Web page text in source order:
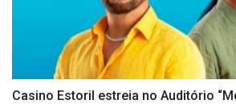
Casino Estoril estreia no Auditório